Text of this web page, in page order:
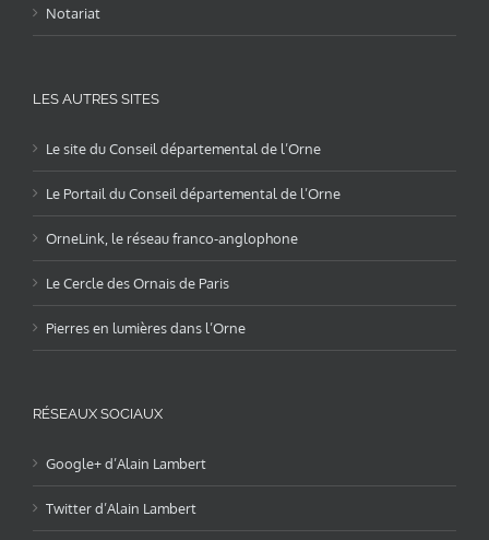
Notariat
LES AUTRES SITES
Le site du Conseil départemental de l’Orne
Le Portail du Conseil départemental de l’Orne
OrneLink, le réseau franco-anglophone
Le Cercle des Ornais de Paris
Pierres en lumières dans l’Orne
RÉSEAUX SOCIAUX
Google+ d’Alain Lambert
Twitter d’Alain Lambert